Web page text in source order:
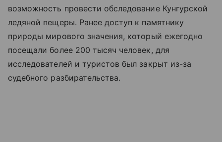
возможность провести обследование Кунгурской
ледяной пещеры. Ранее доступ к памятнику
природы мирового значения, который ежегодно
посещали более 200 тысяч человек, для
исследователей и туристов был закрыт из-за
судебного разбирательства.